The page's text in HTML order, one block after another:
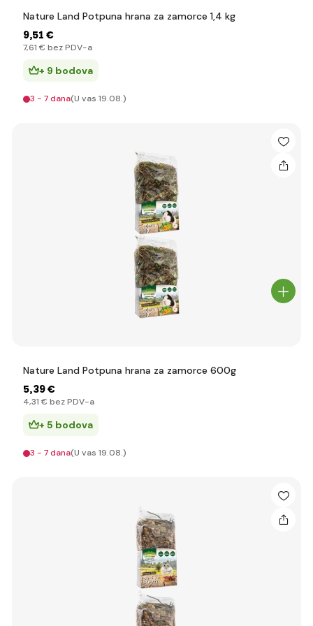
Nature Land Potpuna hrana za zamorce 1,4 kg
9,51 €
7,61 € bez PDV-a
+ 9 bodova
3 - 7 dana(U vas 19.08.)
Nature Land Potpuna hrana za zamorce 600g
5,39 €
4,31 € bez PDV-a
+ 5 bodova
3 - 7 dana(U vas 19.08.)